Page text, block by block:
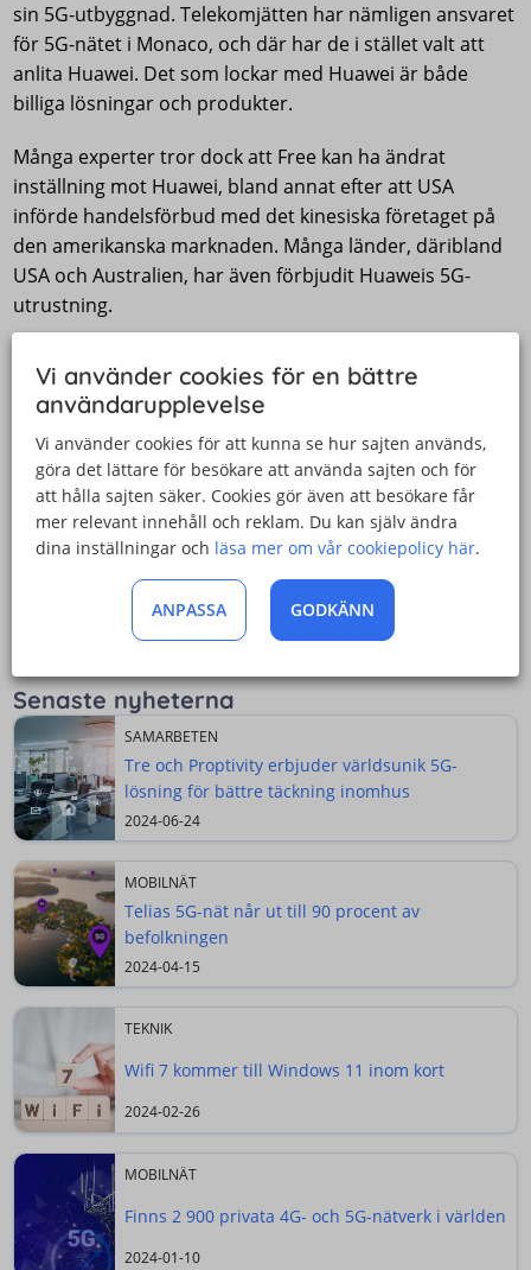
sin 5G-utbyggnad. Telekomjätten har nämligen ansvaret
för 5G-nätet i Monaco, och där har de i stället valt att
anlita Huawei. Det som lockar med Huawei är både
billiga lösningar och produkter.
Många experter tror dock att Free kan ha ändrat
inställning mot Huawei, bland annat efter att USA
införde handelsförbud med det kinesiska företaget på
den amerikanska marknaden. Många länder, däribland
USA och Australien, har även förbjudit Huaweis 5G-
utrustning.
Misstanke om spionage har gjort flera
länder tveksamma till Huawei
Det som har lett fram till den negativa inställningen mot
Huawei är misstankar om att den kinesiska regeringen
använder Huaweis utrustning för att spionera på andra
länder.
Huawei har hela tiden nekat till alla anklagelser, men det
har inte hindrat flera länder från att blockera
telekomföretaget.
Senaste nyheterna
SAMARBETEN
Tre och Proptivity erbjuder världsunik 5G-
lösning för bättre täckning inomhus
2024-06-24
MOBILNÄT
Telias 5G-nät når ut till 90 procent av
befolkningen
2024-04-15
TEKNIK
Wifi 7 kommer till Windows 11 inom kort
2024-02-26
MOBILNÄT
Finns 2 900 privata 4G- och 5G-nätverk i världen
2024-01-10
Vi använder cookies för en bättre
användarupplevelse
Vi använder cookies för att kunna se hur sajten används,
göra det lättare för besökare att använda sajten och för
att hålla sajten säker. Cookies gör även att besökare får
mer relevant innehåll och reklam. Du kan själv ändra
dina inställningar och läsa mer om vår cookiepolicy här.
ANPASSA GODKÄNN